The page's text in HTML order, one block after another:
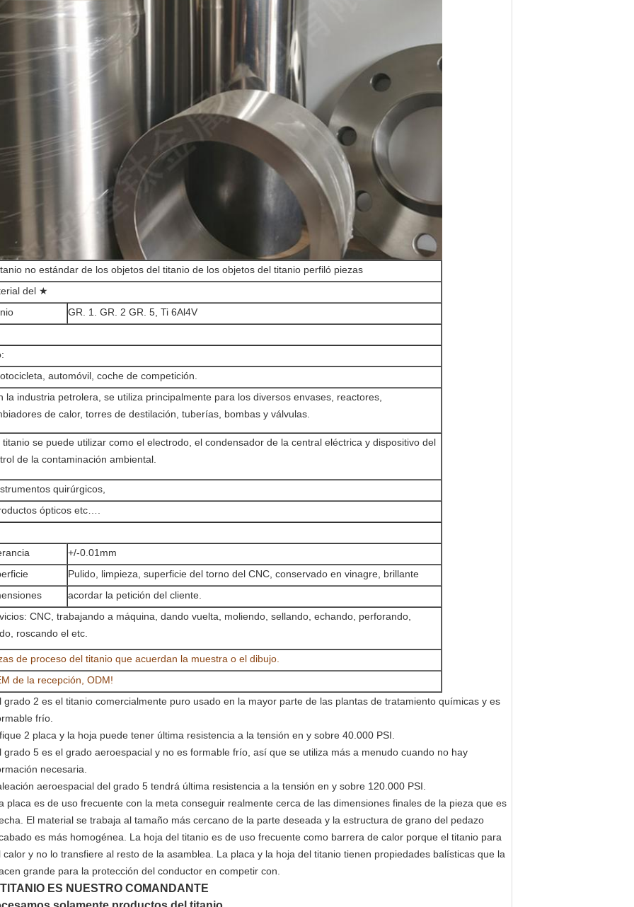
no estándar de los objetos del titanio de los objetos del titanio perfiló piezas
del ★
GR. 1. GR. 2 GR. 5, Ti 6Al4V
automóvil, coche de competición.
la industria petrolera, se utiliza principalmente para los diversos envases, reactores,
de calor, torres de destilación, tuberías, bombas y válvulas.
se puede utilizar como el electrodo, el condensador de la central eléctrica y dispositivo del
de la contaminación ambiental.
quirúrgicos,
ópticos etc….
+/-0.01mm
Pulido, limpieza, superficie del torno del CNC, conservado en vinagre, brillante
acordar la petición del cliente.
CNC, trabajando a máquina, dando vuelta, moliendo, sellando, echando, perforando,
roscando el etc.
de proceso del titanio que acuerdan la muestra o el dibujo.
de la recepción, ODM!
grado 2 es el titanio comercialmente puro usado en la mayor parte de las plantas de tratamiento químicas y es
frío.
2 placa y la hoja puede tener última resistencia a la tensión en y sobre 40.000 PSI.
grado 5 es el grado aeroespacial y no es formable frío, así que se utiliza más a menudo cuando no hay
necesaria.
aeroespacial del grado 5 tendrá última resistencia a la tensión en y sobre 120.000 PSI.
placa es de uso frecuente con la meta conseguir realmente cerca de las dimensiones finales de la pieza que es
El material se trabaja al tamaño más cercano de la parte deseada y la estructura de grano del pedazo
es más homogénea. La hoja del titanio es de uso frecuente como barrera de calor porque el titanio para
calor y no lo transfiere al resto de la asamblea. La placa y la hoja del titanio tienen propiedades balísticas que la
grande para la protección del conductor en competir con.
ES NUESTRO COMANDANTE